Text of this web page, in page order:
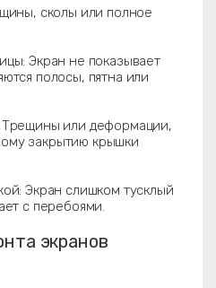
сколы или полное
Экран не показывает
полосы, пятна или
или деформации,
закрытию крышки
Экран слишком тусклый
с перебоями.
экранов